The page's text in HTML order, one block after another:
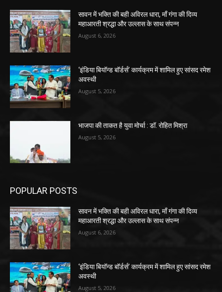
सावन में भक्ति की बही अविरल धारा, माँ गंगा की दिव्य
महाआरती श्रद्धा और उल्लास के साथ संपन्न
August 6, 2026
‘इंडिया बियॉन्ड बॉर्डर्स’ कार्यक्रम में शामिल हुए सांसद रमेश
अवस्थी
August 5, 2026
भाजपा की ताकत है युवा मोर्चा : डॉ. रोहित मिश्रा
August 5, 2026
POPULAR POSTS
सावन में भक्ति की बही अविरल धारा, माँ गंगा की दिव्य
महाआरती श्रद्धा और उल्लास के साथ संपन्न
August 6, 2026
‘इंडिया बियॉन्ड बॉर्डर्स’ कार्यक्रम में शामिल हुए सांसद रमेश
अवस्थी
August 5, 2026